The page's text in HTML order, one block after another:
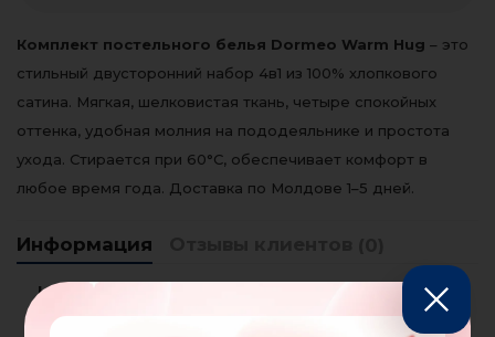
Комплект постельного белья Dormeo Warm Hug – это
стильный двусторонний набор 4в1 из 100% хлопкового
сатина. Мягкая, шелковистая ткань, четыре спокойных
оттенка, удобная молния на пододеяльнике и простота
ухода. Стирается при 60°C, обеспечивает комфорт в
любое время года. Доставка по Молдове 1–5 дней.
Информация
Комплект постельного белья –
быстрый способ обновить